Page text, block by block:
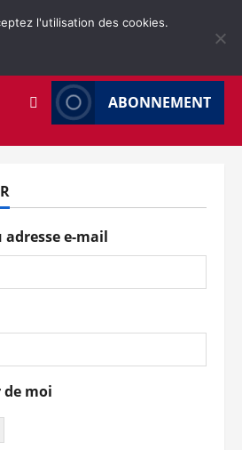
ABONNEMENT
e-mail
de moi
l'utilisation des cookies.